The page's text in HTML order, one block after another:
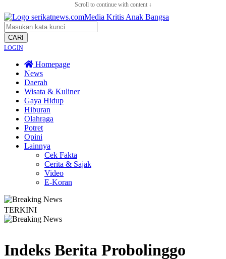
Scroll to continue with content ↓
CARI
LOGIN
Homepage
News
Daerah
Wisata & Kuliner
Gaya Hidup
Hiburan
Olahraga
Potret
Opini
Lainnya
Cek Fakta
Cerita & Sajak
Video
E-Koran
TERKINI
Indeks Berita Probolinggo